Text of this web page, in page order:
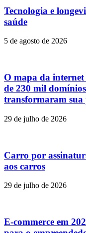
Tecnologia e
saúde
5 de agosto de 2026
O mapa da
de 230 mil
transformaram sua
29 de julho de 2026
Carro por
aos carros
29 de julho de 2026
E-commerce em